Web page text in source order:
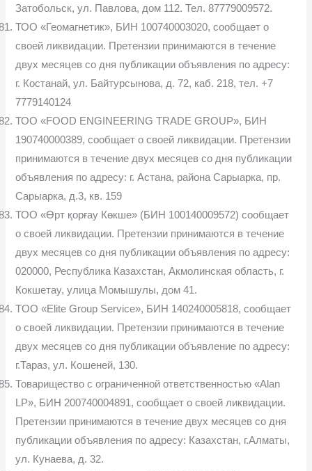
Затобольск, ул. Павлова, дом 112. Тел. 87779009572.
ТОО «Геомагнетик», БИН 100740003020, сообщает о
своей ликвидации. Претензии принимаются в течение
двух месяцев со дня публикации объявления по адресу:
г. Костанай, ул. Байтурсынова, д. 72, каб. 218, тел. +7
7779140124
ТОО «FOOD ENGINEERING TRADE GROUP», БИН
190740000389, сообщает о своей ликвидации. Претензии
принимаются в течение двух месяцев со дня публикации
объявления по адресу: г. Астана, района Сарыарка, пр.
Сарыарка, д.3, кв. 159
ТОО «Өрт қорғау Көкше» (БИН 100140009572) сообщает
о своей ликвидации. Претензии принимаются в течение
двух месяцев со дня публикации объявления по адресу:
020000, Республика Казахстан, Акмолинская область, г.
Кокшетау, улица Момышулы, дом 41.
TOO «Elite Group Service», БИН 140240005818, сообщает
о своей ликвидации. Претензии принимаются в течение
двух месяцев со дня публикации объявление по адресу:
г.Тараз, ул. Кошеней, 130.
Товарищество с ограниченной ответственностью «Alan
LP», БИН 200740004891, сообщает о своей ликвидации.
Претензии принимаются в течение двух месяцев со дня
публикации объявления по адресу: Казахстан, г.Алматы,
ул. Кунаева, д. 32.